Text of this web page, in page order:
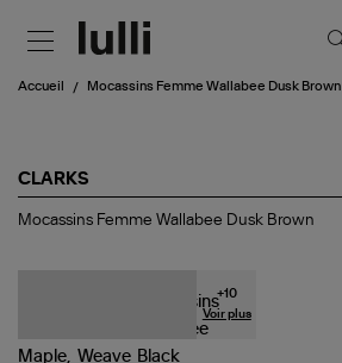
Accueil Mocassins Femme Wallabee Dusk Brown
CLARKS
Mocassins
Mocassins Femme Wallabee Dusk Brown
+10
Voir plus